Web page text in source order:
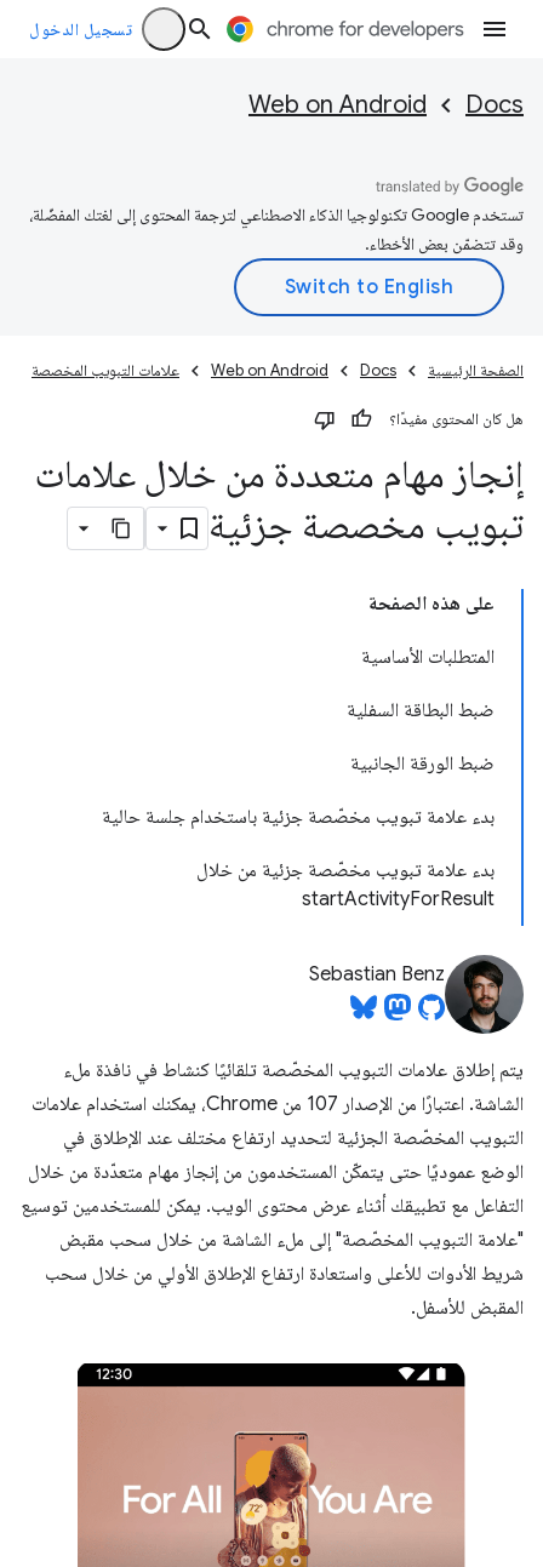
تسجيل الدخول
Docs
Web on Android
تستخدم Google تكنولوجيا الذكاء الاصطناعي لترجمة المحتوى إلى لغتك المفضّلة،
وقد تتضمّن بعض الأخطاء.
الصفحة الرئيسية Docs
Web on Android علامات التبويب المخصصة
هل كان المحتوى مفيدًا؟
إنجاز مهام متعددة من خلال علامات
تبويب مخصصة جزئية
على هذه الصفحة
المتطلبات الأساسية
ضبط البطاقة السفلية
ضبط الورقة الجانبية
بدء علامة تبويب مخصّصة جزئية باستخدام جلسة حالية
بدء علامة تبويب مخصّصة جزئية من خلال
startActivityForResult
Sebastian Benz
يتم إطلاق علامات التبويب المخصّصة تلقائيًا كنشاط في نافذة ملء
الشاشة. اعتبارًا من الإصدار 107 من Chrome، يمكنك استخدام علامات
التبويب المخصّصة الجزئية لتحديد ارتفاع مختلف عند الإطلاق في
الوضع عموديًا حتى يتمكّن المستخدمون من إنجاز مهام متعدّدة من خلال
التفاعل مع تطبيقك أثناء عرض محتوى الويب. يمكن للمستخدمين توسيع
"علامة التبويب المخصّصة" إلى ملء الشاشة من خلال سحب مقبض
شريط الأدوات للأعلى واستعادة ارتفاع الإطلاق الأولي من خلال سحب
المقبض للأسفل.